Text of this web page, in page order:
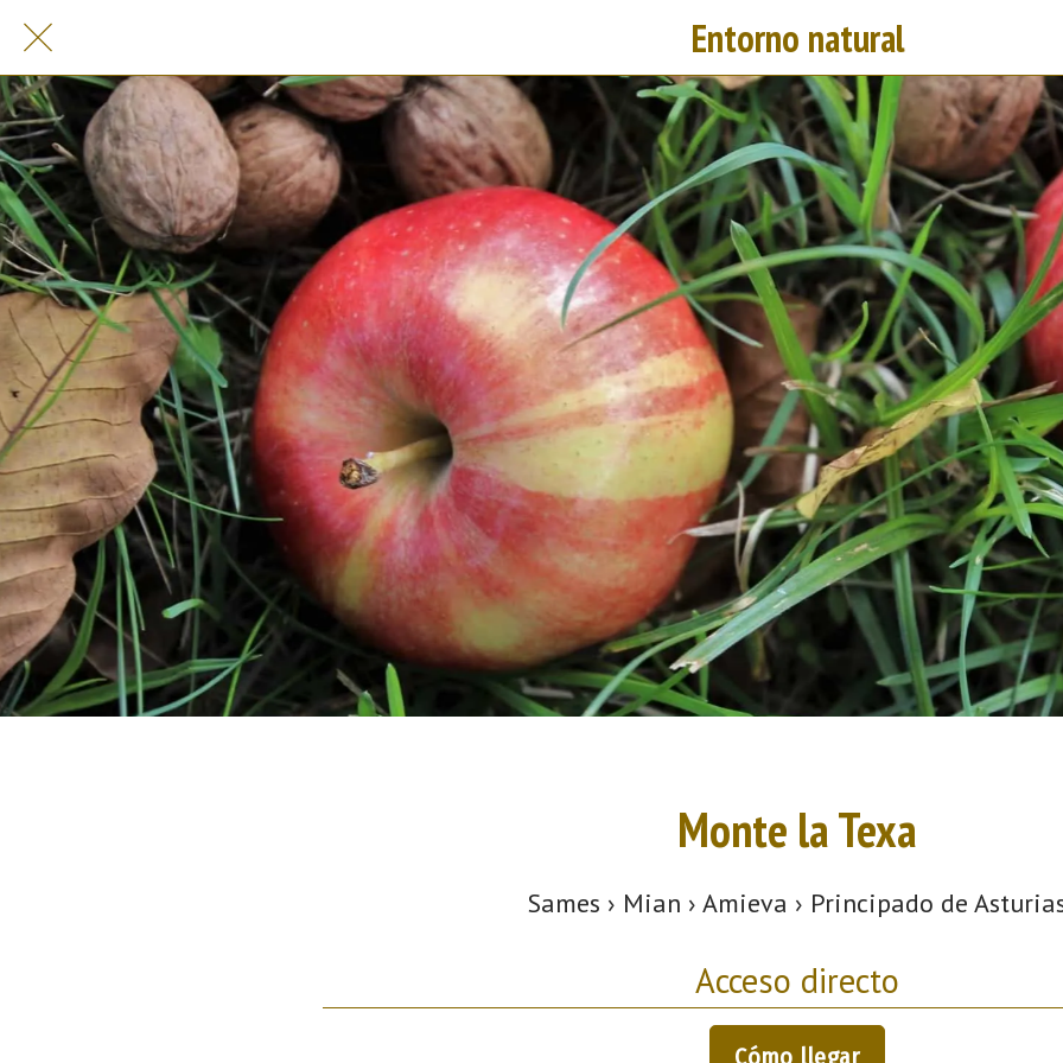
Entorno natural
Monte la Texa
Sames › Mian › Amieva › Principado de
Acceso directo
Cómo llegar